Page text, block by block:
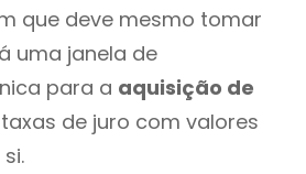
que deve mesmo tomar
uma janela de
para a aquisição de
de juro com valores